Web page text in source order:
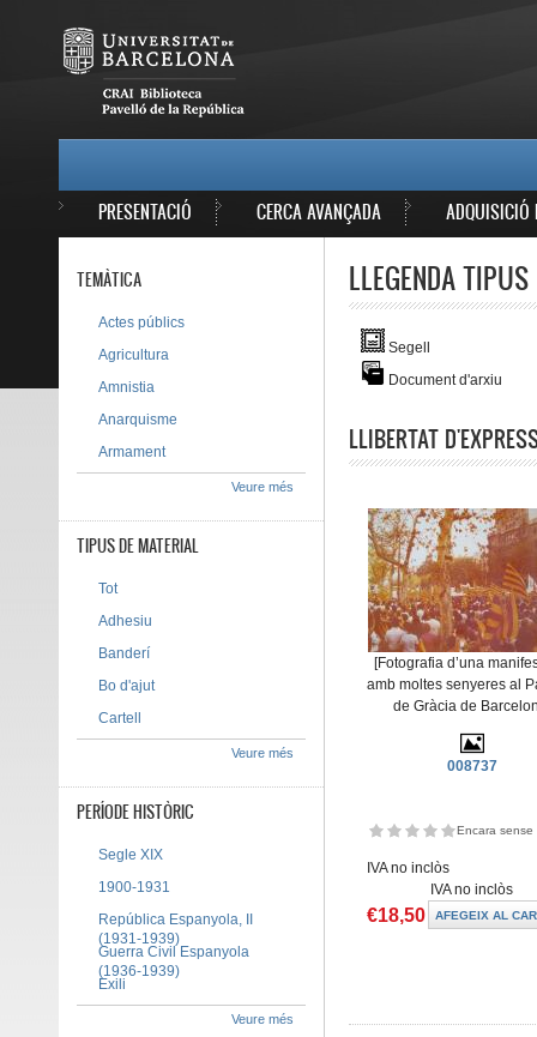
PRESENTACIÓ CERCA AVANÇADA ADQUISICIÓ
LLEGENDA
Segell
Document d'arxiu
LLIBERTAT
[Fotografia d’una
amb moltes senyeres al
de Gràcia de
008737
Encara sense
IVA no inclòs
IVA no inclòs
€18,50
TEMÀTICA
Actes públics
Agricultura
Amnistia
Anarquisme
Armament
Veure més
TIPUS DE MATERIAL
Tot
Adhesiu
Banderí
Bo d'ajut
Cartell
Veure més
PERÍODE HISTÒRIC
Segle XIX
1900-1931
República Espanyola, II
(1931-1939)
Guerra Civil Espanyola
(1936-1939)
Exili
Veure més